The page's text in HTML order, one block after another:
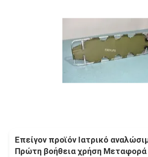
Επείγον προϊόν Ιατρικό
Πρώτη βοήθεια χρήση Μεταφορά